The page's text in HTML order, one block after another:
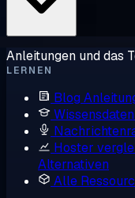
Anleitungen und das
LERNEN
Blog
Hoster
Alternativen
Alle